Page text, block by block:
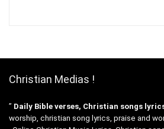
Christian Medias !
” Daily Bible verses, Christian songs
worship, christian song lyrics, praise and